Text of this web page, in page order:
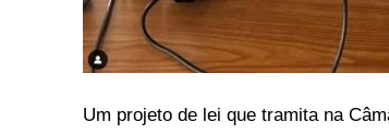
Um projeto de lei que tramita na